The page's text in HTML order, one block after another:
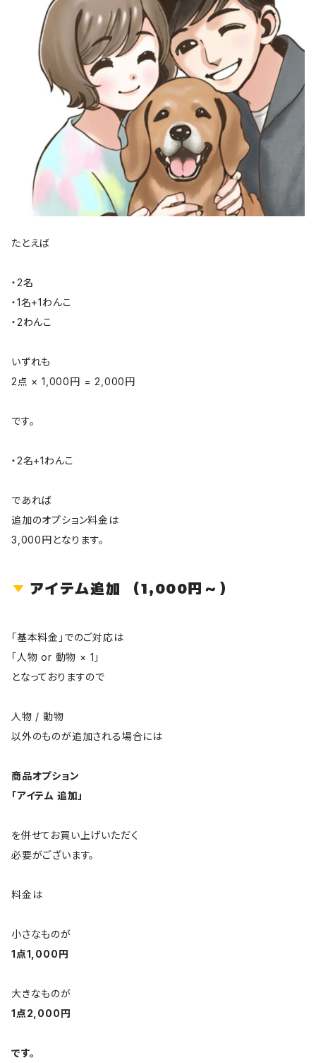
たとえば
・2名
・1名+1わんこ
・2わんこ
いずれも
2点 × 1,000円 = 2,000円
です。
・2名+1わんこ
であれば
追加のオプション料金は
3,000円となります。
アイテム追加 （1,000円～）
「基本料金」でのご対応は
「人物 or 動物 × 1」
となっておりますので
人物 / 動物
以外のものが追加される場合には
商品オプション
「アイテム 追加」
を併せてお買い上げいただく
必要がございます。
料金は
小さなものが
1点1,000円
大きなものが
1点2,000円
です。